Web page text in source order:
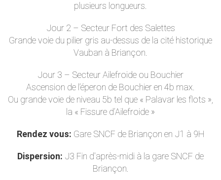
plusieurs longueurs.
Jour 2 – Secteur Fort des Salettes
Grande voie du pilier gris au-dessus de la cité historique
Vauban à Briançon.
Jour 3 – Secteur Ailefroide ou Bouchier
Ascension de l’éperon de Bouchier en 4b max.
Ou grande voie de niveau 5b tel que « Palavar les flots »,
la « Fissure d’Ailefroide »
Rendez vous: Gare SNCF de Briançon en J1 à 9H
Dispersion: J3 Fin d'après-midi à la gare SNCF de
Briançon.